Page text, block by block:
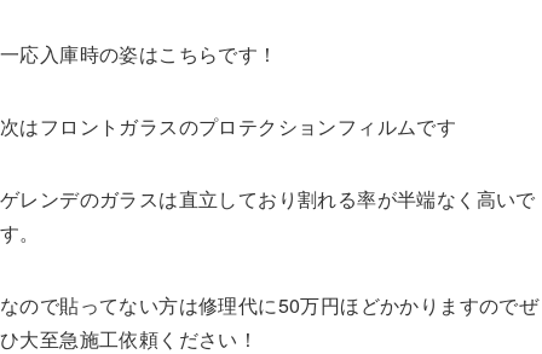
一応入庫時の姿はこちらです！
次はフロントガラスのプロテクションフィルムです
ゲレンデのガラスは直立しており割れる率が半端なく高いで
す。
なので貼ってない方は修理代に50万円ほどかかりますのでぜ
ひ大至急施工依頼ください！